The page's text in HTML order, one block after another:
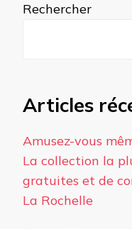
Rechercher
Articles
Amusez-vous
La collection la
gratuites et de
La Rochelle